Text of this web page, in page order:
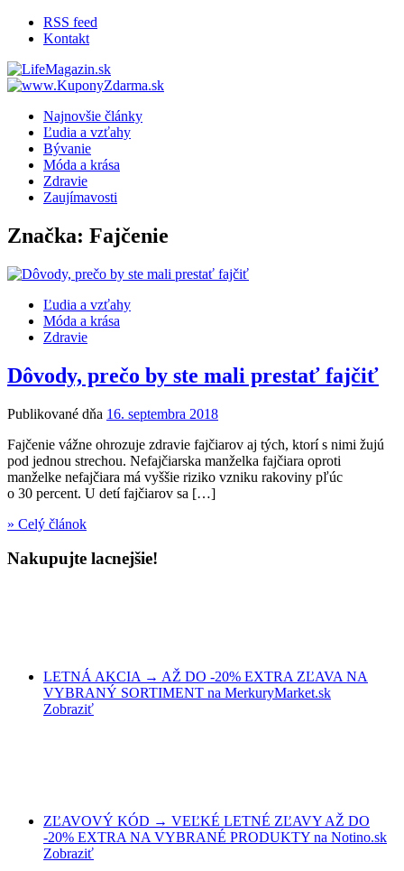
RSS feed
Kontakt
Najnovšie články
Ľudia a vzťahy
Bývanie
Móda a krása
Zdravie
Zaujímavosti
Značka: Fajčenie
Ľudia a vzťahy
Móda a krása
Zdravie
Dôvody, prečo by ste mali prestať fajčiť
Publikované dňa 16. septembra 2018
Fajčenie vážne ohrozuje zdravie fajčiarov aj tých, ktorí s nimi žujú
pod jednou strechou. Nefajčiarska manželka fajčiara oproti
manželke nefajčiara má vyššie riziko vzniku rakoviny pľúc
o 30 percent. U detí fajčiarov sa […]
» Celý článok
Nakupujte lacnejšie!
LETNÁ AKCIA → AŽ DO -20% EXTRA ZĽAVA NA
VYBRANÝ SORTIMENT na MerkuryMarket.sk
Zobraziť
ZĽAVOVÝ KÓD → VEĽKÉ LETNÉ ZĽAVY AŽ DO
-20% EXTRA NA VYBRANÉ PRODUKTY na Notino.sk
Zobraziť